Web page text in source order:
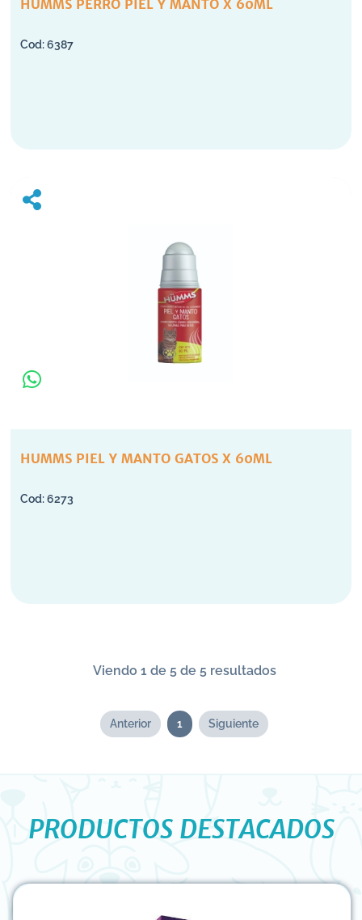
HUMMS PERRO PIEL Y MANTO X 60ML
6387
HUMMS PIEL Y MANTO GATOS X 60ML
6273
Viendo 1 de 5 de 5 resultados
Anterior 1 Siguiente
PRODUCTOS DESTACADOS